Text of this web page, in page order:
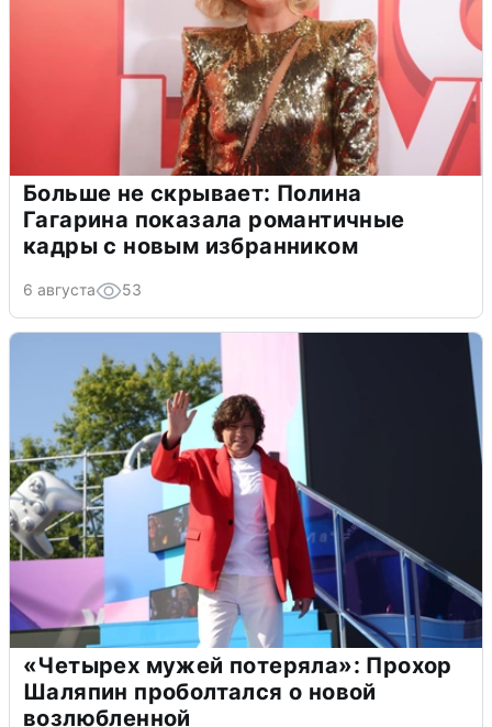
Больше не скрывает: Полина
Гагарина показала романтичные
кадры с новым избранником
6 августа 53
«Четырех мужей потеряла»: Прохор
Шаляпин проболтался о новой
возлюбленной